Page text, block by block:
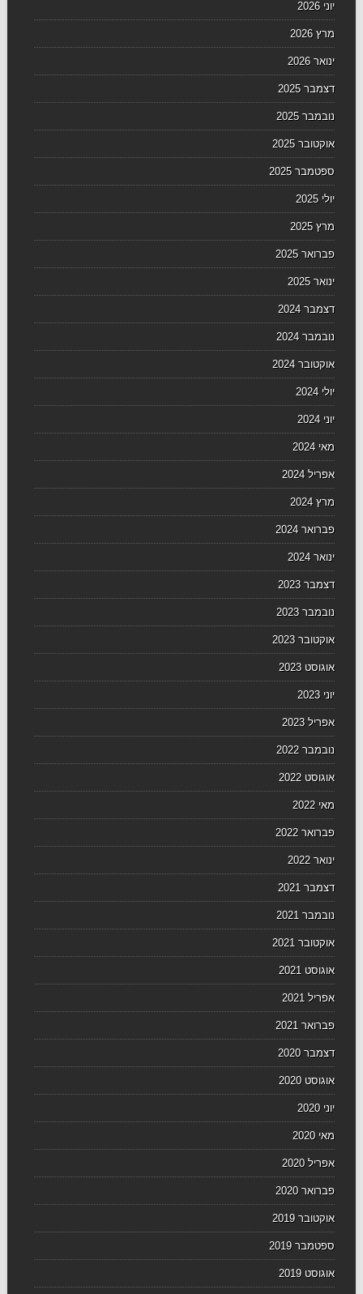
יוני 2026
מרץ 2026
ינואר 2026
דצמבר 2025
נובמבר 2025
אוקטובר 2025
ספטמבר 2025
יולי 2025
מרץ 2025
פברואר 2025
ינואר 2025
דצמבר 2024
נובמבר 2024
אוקטובר 2024
יולי 2024
יוני 2024
מאי 2024
אפריל 2024
מרץ 2024
פברואר 2024
ינואר 2024
דצמבר 2023
נובמבר 2023
אוקטובר 2023
אוגוסט 2023
יוני 2023
אפריל 2023
נובמבר 2022
אוגוסט 2022
מאי 2022
פברואר 2022
ינואר 2022
דצמבר 2021
נובמבר 2021
אוקטובר 2021
אוגוסט 2021
אפריל 2021
פברואר 2021
דצמבר 2020
אוגוסט 2020
יוני 2020
מאי 2020
אפריל 2020
פברואר 2020
אוקטובר 2019
ספטמבר 2019
אוגוסט 2019